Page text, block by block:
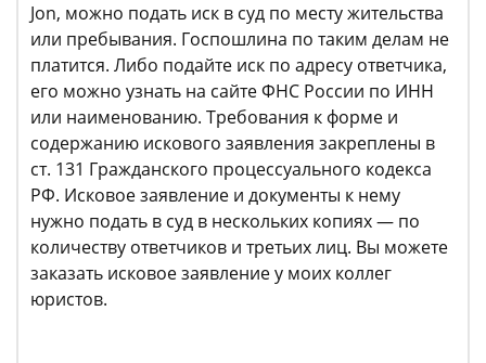
Jon, можно подать иск в суд по месту жительства
или пребывания. Госпошлина по таким делам не
платится. Либо подайте иск по адресу ответчика,
его можно узнать на сайте ФНС России по ИНН
или наименованию. Требования к форме и
содержанию искового заявления закреплены в
ст. 131 Гражданского процессуального кодекса
РФ. Исковое заявление и документы к нему
нужно подать в суд в нескольких копиях — по
количеству ответчиков и третьих лиц. Вы можете
заказать исковое заявление у моих коллег
юристов.